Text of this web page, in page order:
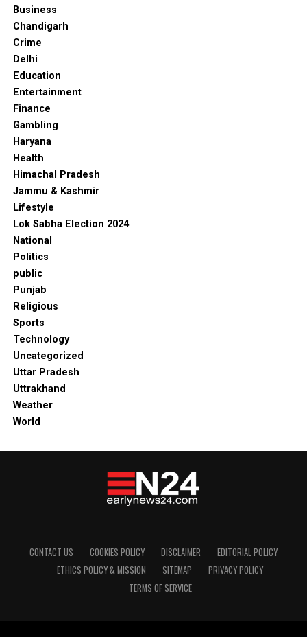
Business
Chandigarh
Crime
Delhi
Education
Entertainment
Finance
Gambling
Haryana
Health
Himachal Pradesh
Jammu & Kashmir
Lifestyle
Lok Sabha Election 2024
National
Politics
public
Punjab
Religious
Sports
Technology
Uncategorized
Uttar Pradesh
Uttrakhand
Weather
World
CONTACT US COOKIES POLICY DISCLAIMER
EDITORIAL POLICY
ETHICS POLICY & MISSION
SITEMAP
PRIVACY POLICY
TERMS OF SERVICE